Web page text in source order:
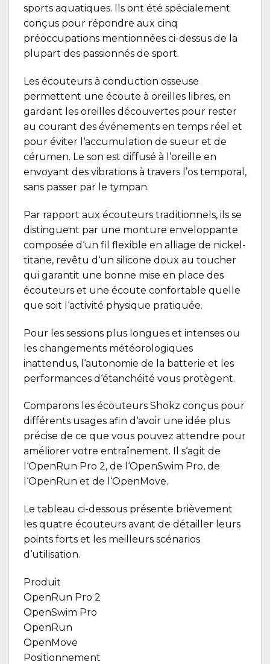
sports aquatiques. Ils ont été spécialement
conçus pour répondre aux cinq
préoccupations mentionnées ci-dessus de la
plupart des passionnés de sport.
Les écouteurs à conduction osseuse
permettent une écoute à oreilles libres, en
gardant les oreilles découvertes pour rester
au courant des événements en temps réel et
pour éviter l‘accumulation de sueur et de
cérumen. Le son est diffusé à l’oreille en
envoyant des vibrations à travers l’os temporal,
sans passer par le tympan.
Par rapport aux écouteurs traditionnels, ils se
distinguent par une monture enveloppante
composée d‘un fil flexible en alliage de nickel-
titane, revêtu d‘un silicone doux au toucher
qui garantit une bonne mise en place des
écouteurs et une écoute confortable quelle
que soit l‘activité physique pratiquée.
Pour les sessions plus longues et intenses ou
les changements météorologiques
inattendus, l‘autonomie de la batterie et les
performances d‘étanchéité vous protègent.
Comparons les écouteurs Shokz conçus pour
différents usages afin d‘avoir une idée plus
précise de ce que vous pouvez attendre pour
améliorer votre entraînement. Il s‘agit de
l‘OpenRun Pro 2, de l‘OpenSwim Pro, de
l‘OpenRun et de l‘OpenMove.
Le tableau ci-dessous présente brièvement
les quatre écouteurs avant de détailler leurs
points forts et les meilleurs scénarios
d‘utilisation.
Produit
OpenRun Pro 2
OpenSwim Pro
OpenRun
OpenMove
Positionnement